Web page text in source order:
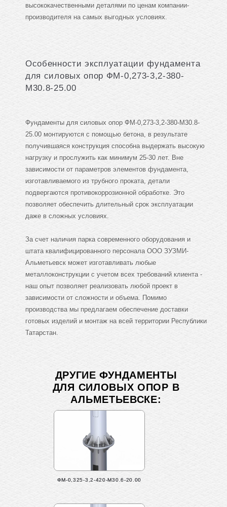
высококачественными деталями по ценам компании-
производителя на самых выгодных условиях.
Особенности эксплуатации фундамента
для силовых опор ФМ-0,273-3,2-380-
М30.8-25.00
Фундаменты для силовых опор ФМ-0,273-3,2-380-М30.8-
25.00 монтируются с помощью бетона, в результате
получившаяся конструкция способна выдержать высокую
нагрузку и прослужить как минимум 25-30 лет. Вне
зависимости от параметров элементов фундамента,
изготавливаемого из трубного проката, детали
подвергаются противокоррозионной обработке. Это
позволяет обеспечить длительный срок эксплуатации
даже в сложных условиях.
За счет наличия парка современного оборудования и
штата квалифицированного персонала ООО ЗУЗМИ-
Альметьевск может изготавливать любые
металлоконструкции с учетом всех требований клиента -
наш опыт позволяет реализовать любой проект в
зависимости от сложности и объема. Помимо
производства мы предлагаем обеспечение доставки
готовых изделий и монтаж на всей территории Республики
Татарстан.
ДРУГИЕ ФУНДАМЕНТЫ
ДЛЯ СИЛОВЫХ ОПОР В
АЛЬМЕТЬЕВСКЕ:
ФМ-0,325-3,2-420-М30.6-20.00